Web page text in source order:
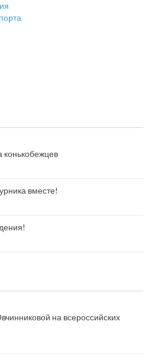
конькобежцев
вместе!
на всероссийских